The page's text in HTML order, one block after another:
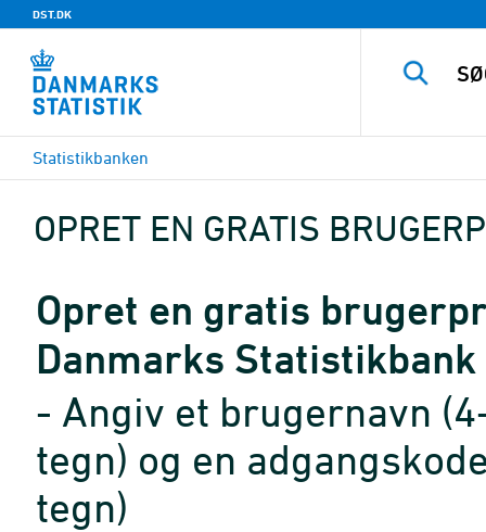
DST.DK
Statistikbanken
OPRET EN GRATIS
Opret en gratis
Danmarks Statistikbank
- Angiv et brugernavn
tegn) og en
tegn)